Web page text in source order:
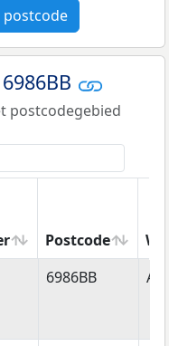
postcode
postcodegebied
Postcode
Postcode
6986BB